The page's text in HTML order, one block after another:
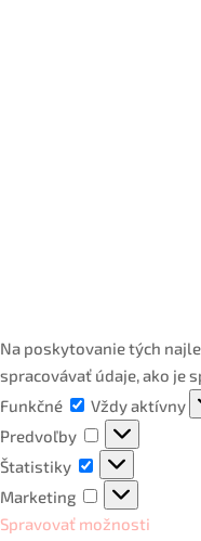
Na poskytovanie tých
spracovávať údaje, ako je
Funkčné
Funkčné
Vždy aktívny
Predvoľby
Predvoľby
Štatistiky
Štatistiky
Marketing
Marketing
Spravovať možnosti